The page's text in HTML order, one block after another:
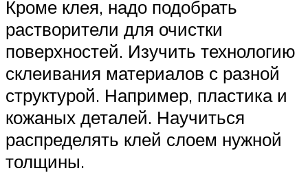
Кроме клея, надо подобрать
растворители для очистки
поверхностей. Изучить технологию
склеивания материалов с разной
структурой. Например, пластика и
кожаных деталей. Научиться
распределять клей слоем нужной
толщины.